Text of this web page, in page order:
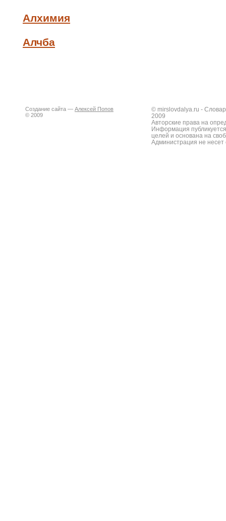
Алхимия
Алчба
Создание сайта — Алексей Попов
© 2009
© mirslovdalya.ru -
2009
Авторские права на
Информация
целей и основана на
Администрация не несет